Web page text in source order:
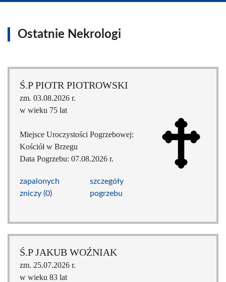
Ostatnie Nekrologi
Ś.P PIOTR PIOTROWSKI
zm. 03.08.2026 r.
w wieku 75 lat
Miejsce Uroczystości Pogrzebowej:
Kościół w Brzegu
Data Pogrzebu: 07.08.2026 r.
zapalonych
zniczy (0)
szczegóły
pogrzebu
Ś.P JAKUB WOŹNIAK
zm. 25.07.2026 r.
w wieku 83 lat